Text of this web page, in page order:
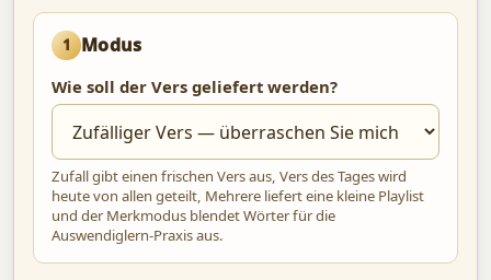
1 Modus
Wie soll der Vers geliefert werden?
Zufall gibt einen frischen Vers aus, Vers des Tages wird
heute von allen geteilt, Mehrere liefert eine kleine Playlist
und der Merkmodus blendet Wörter für die
Auswendiglern-Praxis aus.